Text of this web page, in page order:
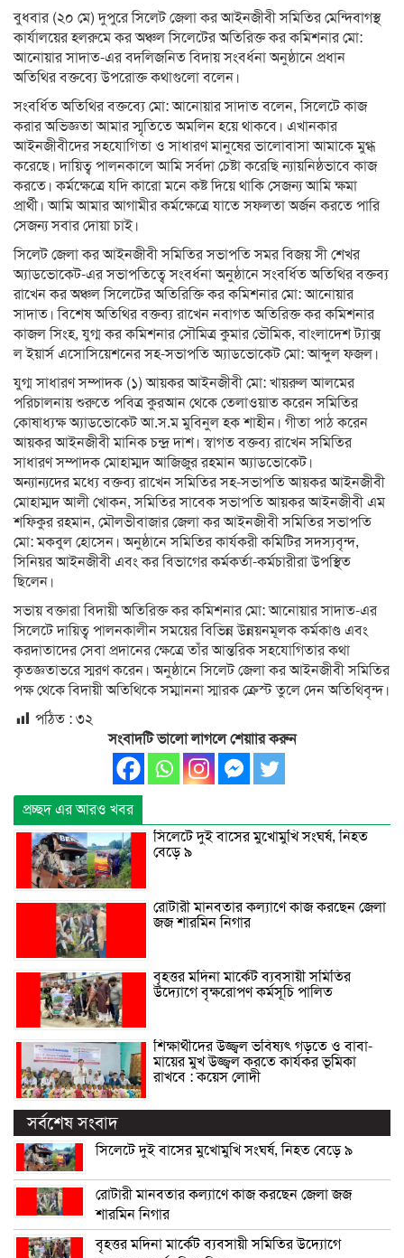
বুধবার (২০ মে) দুপুরে সিলেট জেলা কর আইনজীবী সমিতির মেন্দিবাগস্থ
কার্যালয়ের হলরুমে কর অঞ্চল সিলেটের অতিরিক্ত কর কমিশনার মো:
আনোয়ার সাদাত-এর বদলিজনিত বিদায় সংবর্ধনা অনুষ্ঠানে প্রধান
অতিথির বক্তব্যে উপরোক্ত কথাগুলো বলেন।
সংবর্ধিত অতিথির বক্তব্যে মো: আনোয়ার সাদাত বলেন, সিলেটে কাজ
করার অভিজ্ঞতা আমার স্মৃতিতে অমলিন হয়ে থাকবে। এখানকার
আইনজীবীদের সহযোগিতা ও সাধারণ মানুষের ভালোবাসা আমাকে মুগ্ধ
করেছে। দায়িত্ব পালনকালে আমি সর্বদা চেষ্টা করেছি ন্যায়নিষ্ঠভাবে কাজ
করতে। কর্মক্ষেত্রে যদি কারো মনে কষ্ট দিয়ে থাকি সেজন্য আমি ক্ষমা
প্রার্থী। আমি আমার আগামীর কর্মক্ষেত্রে যাতে সফলতা অর্জন করতে পারি
সেজন্য সবার দোয়া চাই।
সিলেট জেলা কর আইনজীবী সমিতির সভাপতি সমর বিজয় সী শেখর
অ্যাডভোকেট-এর সভাপতিত্বে সংবর্ধনা অনুষ্ঠানে সংবর্ধিত অতিথির বক্তব্য
রাখেন কর অঞ্চল সিলেটের অতিরিক্তি কর কমিশনার মো: আনোয়ার
সাদাত। বিশেষ অতিথির বক্তব্য রাখেন নবাগত অতিরিক্ত কর কমিশনার
কাজল সিংহ, যুগ্ম কর কমিশনার সৌমিত্র কুমার ভৌমিক, বাংলাদেশ ট্যাক্স
ল ইয়ার্স এসোসিয়েশনের সহ-সভাপতি অ্যাডভোকেট মো: আব্দুল ফজল।
যুগ্ম সাধারণ সম্পাদক (১) আয়কর আইনজীবী মো: খায়রুল আলমের
পরিচালনায় শুরুতে পবিত্র কুরআন থেকে তেলাওয়াত করেন সমিতির
কোষাধ্যক্ষ অ্যাডভোকেট আ.স.ম মুবিনুল হক শাহীন। গীতা পাঠ করেন
আয়কর আইনজীবী মানিক চন্দ্র দাশ। স্বাগত বক্তব্য রাখেন সমিতির
সাধারণ সম্পাদক মোহাম্মদ আজিজুর রহমান অ্যাডভোকেট।
অন্যান্যদের মধ্যে বক্তব্য রাখেন সমিতির সহ-সভাপতি আয়কর আইনজীবী
মোহাম্মদ আলী খোকন, সমিতির সাবেক সভাপতি আয়কর আইনজীবী এম
শফিকুর রহমান, মৌলভীবাজার জেলা কর আইনজীবী সমিতির সভাপতি
মো: মকবুল হোসেন। অনুষ্ঠানে সমিতির কার্যকরী কমিটির সদস্যবৃন্দ,
সিনিয়র আইনজীবী এবং কর বিভাগের কর্মকর্তা-কর্মচারীরা উপস্থিত
ছিলেন।
সভায় বক্তারা বিদায়ী অতিরিক্ত কর কমিশনার মো: আনোয়ার সাদাত-এর
সিলেটে দায়িত্ব পালনকালীন সময়ের বিভিন্ন উন্নয়নমূলক কর্মকাণ্ড এবং
করদাতাদের সেবা প্রদানের ক্ষেত্রে তাঁর আন্তরিক সহযোগিতার কথা
কৃতজ্ঞতাভরে স্মরণ করেন। অনুষ্ঠানে সিলেট জেলা কর আইনজীবী সমিতির
পক্ষ থেকে বিদায়ী অতিথিকে সম্মাননা স্মারক ক্রেস্ট তুলে দেন অতিথিবৃন্দ।
পঠিত : ৩২
সংবাদটি ভালো লাগলে শেয়াার করুন
প্রচ্ছদ এর আরও খবর
সিলেটে দুই বাসের মুখোমুখি সংঘর্ষ, নিহত
বেড়ে ৯
রোটারী মানবতার কল্যাণে কাজ করছেন জেলা
জজ শারমিন নিগার
বৃহত্তর মদিনা মার্কেট ব্যবসায়ী সমিতির
উদ্যোগে বৃক্ষরোপণ কর্মসূচি পালিত
শিক্ষার্থীদের উজ্জ্বল ভবিষ্যৎ গড়তে ও বাবা-
মায়ের মুখ উজ্জ্বল করতে কার্যকর ভূমিকা
রাখবে : কয়েস লোদী
সর্বশেষ সংবাদ
সিলেটে দুই বাসের মুখোমুখি সংঘর্ষ, নিহত বেড়ে ৯
রোটারী মানবতার কল্যাণে কাজ করছেন জেলা জজ
শারমিন নিগার
বৃহত্তর মদিনা মার্কেট ব্যবসায়ী সমিতির উদ্যোগে